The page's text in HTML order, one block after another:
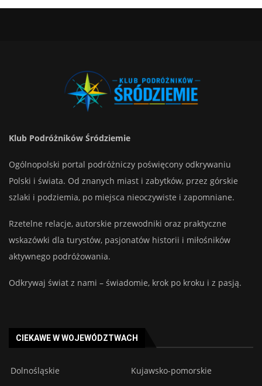
Klub Podróżników Śródziemie
Ogólnopolski portal podróżniczy poświęcony odkrywaniu
Polski i świata. Od znanych miast i zabytków, przez górskie
szlaki i podziemia, po miejsca nieoczywiste i zapomniane.
Rzetelne relacje, autorskie przewodniki oraz praktyczne
wskazówki dla turystów, pasjonatów historii i miłośników
aktywnego podróżowania.
Odkrywaj świat z nami – świadomie, krok po kroku i z pasją.
CIEKAWE W WOJEWÓDZTWACH
Dolnośląskie Kujawsko-pomorskie